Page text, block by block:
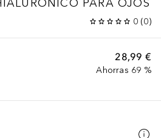
PARA OJOS
0 (0)
28,99 €
Ahorras 69 %